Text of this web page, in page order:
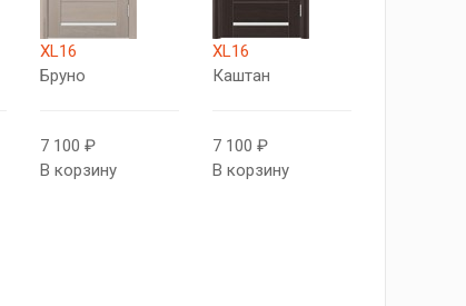
XL16
Бруно
7 100 ₽
В корзину
XL16
Каштан
7 100 ₽
В корзину